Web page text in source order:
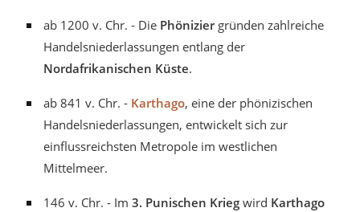
ab 1200 v. Chr. - Die Phöniziergründen zahlreiche
Handelsniederlassungen entlang der
Nordafrikanischen Küste.
ab 841 v. Chr. - Karthago, eine der phönizischen
Handelsniederlassungen, entwickelt sich zur
einflussreichsten Metropole im westlichen
Mittelmeer.
146 v. Chr. - Im 3. Punischen Krieg wird Karthago